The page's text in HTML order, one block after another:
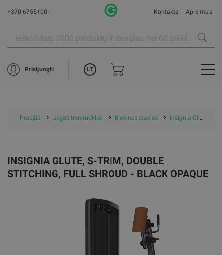
+370 67551001 Kontaktai Apie mus
Prisijungti LT
Pradžia Jėgos treniruokliai Blokinės staklės Insignia Glute, S-Trim, Double Stitching, Full Shroud - Black Opaque
INSIGNIA GLUTE, S-TRIM, DOUBLE
STITCHING, FULL SHROUD - BLACK OPAQUE